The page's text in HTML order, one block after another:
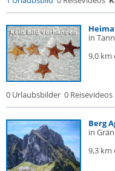
in
9,0
0 Urlaubsbilder 0 Reisevideos
Berg
in Grän
9,3